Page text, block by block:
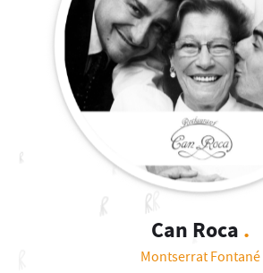
Can Roca .
Montserrat Fontané